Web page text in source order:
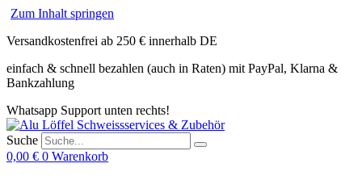
Zum Inhalt springen
Versandkostenfrei ab 250 € innerhalb DE
einfach & schnell bezahlen (auch in Raten) mit PayPal, Klarna &
Bankzahlung
Whatsapp Support unten rechts!
Suche
0,00 € 0 Warenkorb